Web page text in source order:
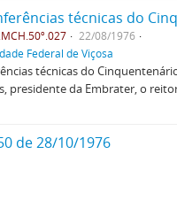
técnicas do
22/08/1976
Federal de Viçosa
técnicas do
presidente da Embrater, o
de 28/10/1976